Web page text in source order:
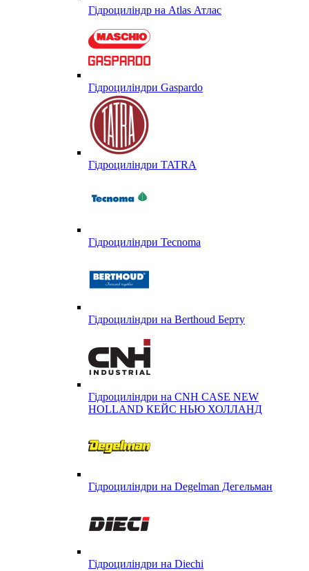
Гідроциліндр на Atlas Атлас
Гідроциліндри Gaspardo
Гідроциліндри TATRA
Гідроциліндри Tecnoma
Гідроциліндри на Berthoud Берту
Гідроциліндри на CNH CASE NEW
HOLLAND КЕЙС НЬЮ ХОЛЛАНД
Гідроциліндри на Degelman Дегельман
Гідроциліндри на Diechi